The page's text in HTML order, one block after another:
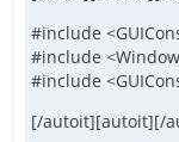
#include
#include
#include
[/autoit][autoit][/